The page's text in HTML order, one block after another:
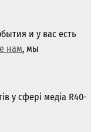
и у вас есть
нам, мы
у сфері медіа R40-